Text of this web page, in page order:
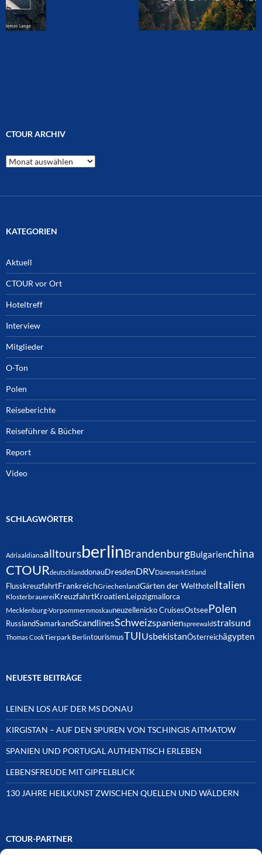
CTOUR ARCHIV
CTOUR
Archiv
KATEGORIEN
Aktuell
CTOUR vor Ort
Hoteltreff
Interview
Mitglieder
O-Ton
Polen
Reiseberichte
Reiseführer & Bücher
Report
Video
SCHLAGWÖRTER
AdriaaldianaalltoursberlinBrandenburgBulgarienchina
CTOURdeutschlanddonauDresdenDRVDänemarkEstland
FlusskreuzfahrtFrankreichGriechenlandGärten der Welthotel Italien
KlosterbrauereiKreuzfahrtKroatienLeipzigmallorca
Mecklenburg-Vorpommernmoskauneuzellenicko CruisesOstseePolen
RusslandSamarkandScandlinesSchweizspanienspreewaldstralsund
Thomas CookTierpark BerlintourismusTUIUsbekistanÖsterreichägypten
NEUESTE BEITRÄGE
LEINEN LOS AUF DER MS DONAU
KIRGISTAN – AUF DEN SPUREN VON TSCHINGIS AITMATOW
SPANIEN UND PORTUGAL AUTHENTISCH ERLEBEN
LEBENSFREUDE MIT GIPFELBLICK
130 JAHRE HEILKUNST ZWISCHEN QUELLEN UND WÄLDERN
CTOUR-PARTNER